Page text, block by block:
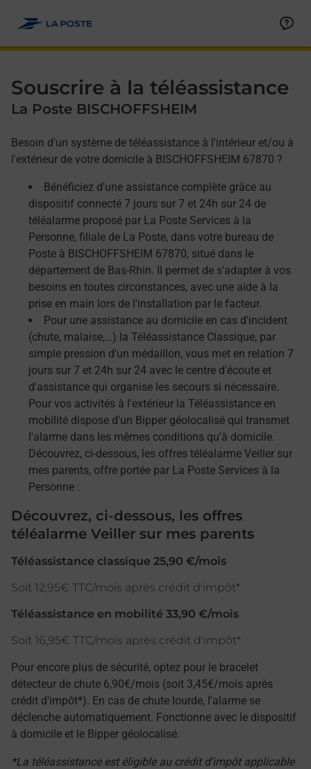
Souscrire à la téléassistance
La Poste BISCHOFFSHEIM
Besoin d'un système de téléassistance à l'intérieur et/ou à
l'extérieur de votre domicile à BISCHOFFSHEIM 67870 ?
Bénéficiez d'une assistance complète grâce au
dispositif connecté 7 jours sur 7 et 24h sur 24 de
téléalarme proposé par La Poste Services à la
Personne, filiale de La Poste, dans votre bureau de
Poste à BISCHOFFSHEIM 67870, situé dans le
département de Bas-Rhin. Il permet de s'adapter à vos
besoins en toutes circonstances, avec une aide à la
prise en main lors de l'installation par le facteur.
Pour une assistance au domicile en cas d'incident
(chute, malaise,…) la Téléassistance Classique, par
simple pression d'un médaillon, vous met en relation 7
jours sur 7 et 24h sur 24 avec le centre d'écoute et
d'assistance qui organise les secours si nécessaire.
Pour vos activités à l'extérieur la Téléassistance en
mobilité dispose d'un Bipper géolocalisé qui transmet
l'alarme dans les mêmes conditions qu'à domicile.
Découvrez, ci-dessous, les offres téléalarme Veiller sur
mes parents, offre portée par La Poste Services à la
Personne :
Découvrez, ci-dessous, les offres
téléalarme Veiller sur mes parents
Téléassistance classique 25,90 €/mois
Soit 12,95€ TTC/mois après crédit d'impôt*
Téléassistance en mobilité 33,90 €/mois
Soit 16,95€ TTC/mois après crédit d'impôt*
Pour encore plus de sécurité, optez pour le bracelet
détecteur de chute 6,90€/mois (soit 3,45€/mois après
crédit d'impôt*). En cas de chute lourde, l'alarme se
déclenche automatiquement. Fonctionne avec le dispositif
à domicile et le Bipper géolocalisé.
*La téléassistance est éligible au crédit d'impôt applicable